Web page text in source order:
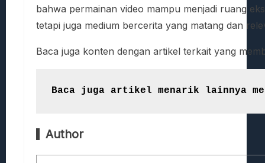
bahwa permainan video mampu menjadi ruang
tetapi juga medium bercerita yang matang dan
Baca juga konten dengan artikel terkait yang
Baca juga artikel menarik lainnya
Author